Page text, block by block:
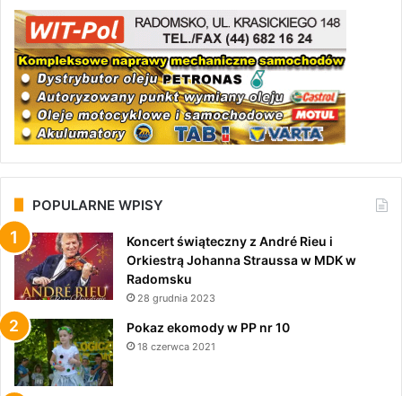
POPULARNE WPISY
Koncert świąteczny z André Rieu i
Orkiestrą Johanna Straussa w MDK w
Radomsku
28 grudnia 2023
Pokaz ekomody w PP nr 10
18 czerwca 2021